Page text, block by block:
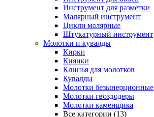
Инструмент для разметки
Малярный инструмент
Цикли малярные
Штукатурный инструмент
Молотки и кувалды
Кирки
Киянки
Клинья для молотков
Кувалды
Молотки безынерционные
Молотки гвоздодеры
Молотки каменщика
Все категории (13)